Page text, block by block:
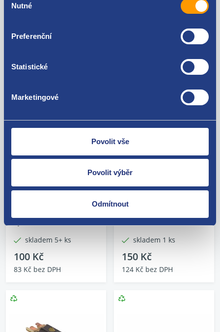
souhlasu
Nutné
Preferenční
Statistické
Marketingové
Povolit vše
Povolit výběr
Odmítnout
300 Kč
6Y0959621
skladem 5+ ks
100 Kč
83 Kč bez DPH
autorádia 5J0858069A
Kód: 63876
Stav: použitý díl
skladem 1 ks
150 Kč
124 Kč bez DPH